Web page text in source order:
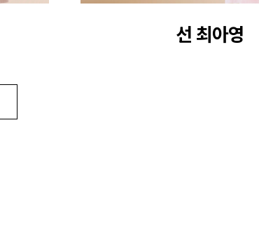
선 최아영